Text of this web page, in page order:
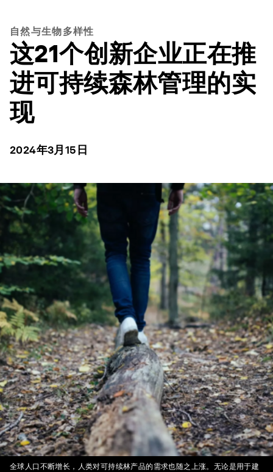
自然与生物多样性
这21个创新企业正在推
进可持续森林管理的实
现
2024年3月15日
全球人口不断增长，人类对可持续林产品的需求也随之上涨。无论是用于建